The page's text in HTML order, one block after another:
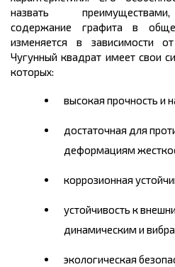
назвать
содержание графита в
изменяется в зависимости
Чугунный квадрат имеет свои
которых:
высокая прочность и
достаточная для
деформациям
коррозионная
устойчивость к
динамическим и
экологическая